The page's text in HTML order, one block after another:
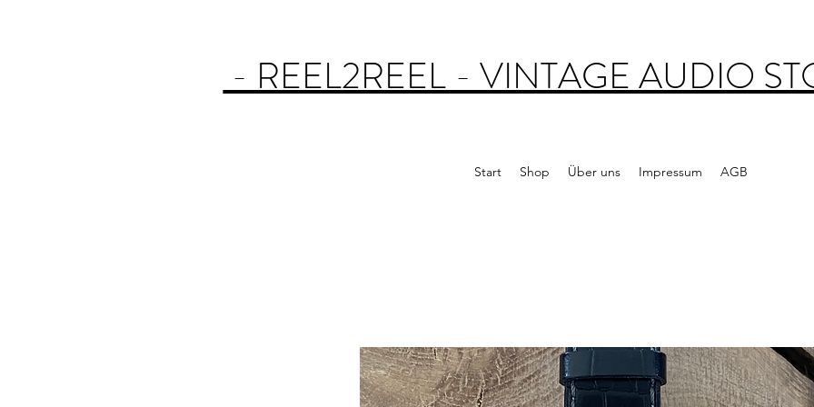
- REEL2REEL - VINTAGE AUDIO
Start Shop Über uns Impressum AGB